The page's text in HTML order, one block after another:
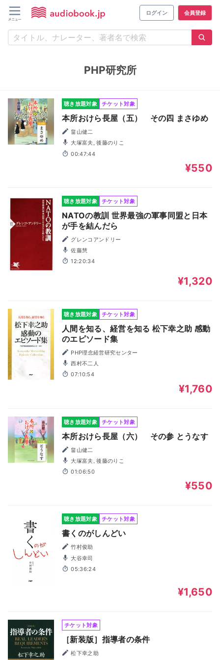
ログイン 会員登録
PHP研究所
聴き放題対象 チケット対象
本所おけら長屋（五） その四 まさゆめ
畠山健二
大塚富夫, 後藤のりこ
00:47:44
¥550
聴き放題対象 チケット対象
NATOの教訓 世界最強の軍事同盟と日本
が手を結んだら
グレンコアンドリー
佐藤慧
12:20:34
¥1,320
聴き放題対象 チケット対象
人間を知る、経営を知る 松下幸之助 感動
のエピソード集
PHP理念経営研究センター
西村不二人
07:10:54
¥1,760
聴き放題対象 チケット対象
本所おけら長屋（六） その参 とうなす
畠山健二
大塚富夫, 後藤のりこ
01:06:50
¥550
聴き放題対象 チケット対象
書くのがしんどい
竹村俊助
大谷幸司
05:36:24
¥1,650
チケット対象
［新装版］指導者の条件
松下幸之助